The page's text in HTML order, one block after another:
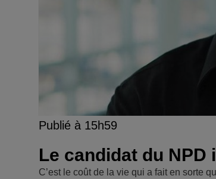
Publié à 15h59
Le candidat du
C’est le coût de la vie qui a fait en sorte